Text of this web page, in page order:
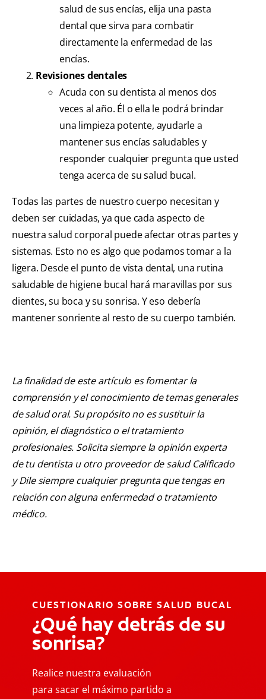
salud de sus encías, elija una pasta
dental que sirva para combatir
directamente la enfermedad de las
encías.
Revisiones dentales
Acuda con su dentista al menos dos
veces al año. Él o ella le podrá brindar
una limpieza potente, ayudarle a
mantener sus encías saludables y
responder cualquier pregunta que usted
tenga acerca de su salud bucal.
Todas las partes de nuestro cuerpo necesitan y
deben ser cuidadas, ya que cada aspecto de
nuestra salud corporal puede afectar otras partes y
sistemas. Esto no es algo que podamos tomar a la
ligera. Desde el punto de vista dental, una rutina
saludable de higiene bucal hará maravillas por sus
dientes, su boca y su sonrisa. Y eso debería
mantener sonriente al resto de su cuerpo también.
La finalidad de este artículo es fomentar la
comprensión y el conocimiento de temas generales
de salud oral. Su propósito no es sustituir la
opinión, el diagnóstico o el tratamiento
profesionales. Solicita siempre la opinión experta
de tu dentista u otro proveedor de salud Calificado
y Dile siempre cualquier pregunta que tengas en
relación con alguna enfermedad o tratamiento
médico.
CUESTIONARIO SOBRE SALUD BUCAL
¿Qué hay detrás de su
sonrisa?
Realice nuestra evaluación
para sacar el máximo partido a